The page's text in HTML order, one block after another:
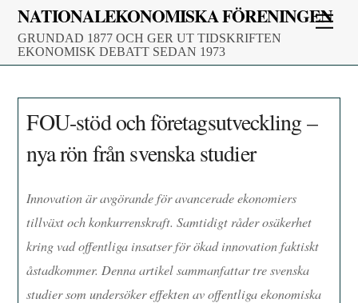
Skip
content
NATIONALEKONOMISKA FÖRENINGEN
GRUNDAD 1877 OCH GER UT TIDSKRIFTEN
EKONOMISK DEBATT SEDAN 1973
FOU-stöd och företagsutveckling –
nya rön från svenska studier
Innovation är avgörande för avancerade ekonomiers
tillväxt och konkurrenskraft.Samtidigt råder osäkerhet
kring vad offentliga insatserför ökad innovationfaktiskt
åstadkommer. Denna artikel sammanfattar tre svenska
studier som undersöker effekten avoffentliga ekonomiska